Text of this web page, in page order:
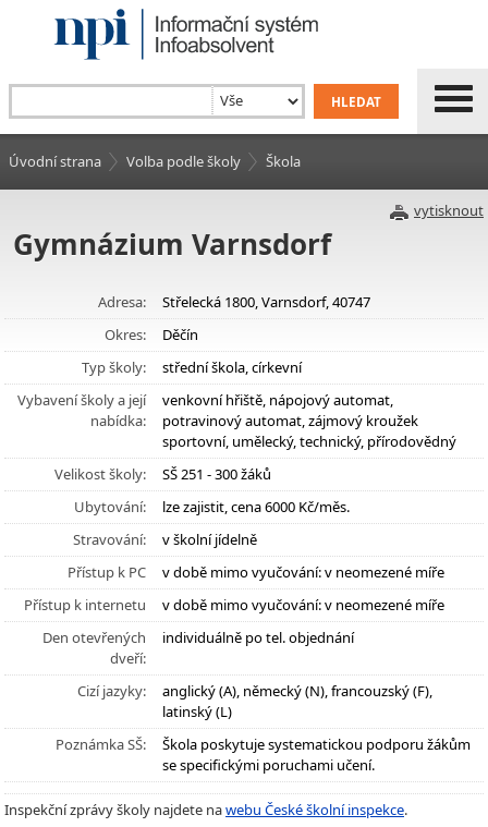
Úvodní strana Volba podle školy Škola
vytisknout
Gymnázium Varnsdorf
Adresa:
Střelecká 1800, Varnsdorf, 40747
Okres:
Děčín
Typ školy:
střední škola, církevní
Vybavení školy a její
nabídka:
venkovní hřiště, nápojový automat,
potravinový automat, zájmový kroužek
sportovní, umělecký, technický, přírodovědný
Velikost školy:
SŠ 251 - 300 žáků
Ubytování:
lze zajistit, cena 6000 Kč/měs.
Stravování:
v školní jídelně
Přístup k PC
v době mimo vyučování: v neomezené míře
Přístup k internetu
v době mimo vyučování: v neomezené míře
Den otevřených
dveří:
individuálně po tel. objednání
Cizí jazyky:
anglický (A), německý (N), francouzský (F),
latinský (L)
Poznámka SŠ:
Škola poskytuje systematickou podporu žákům
se specifickými poruchami učení.
Inspekční zprávy školy najdete nawebu České školní inspekce.